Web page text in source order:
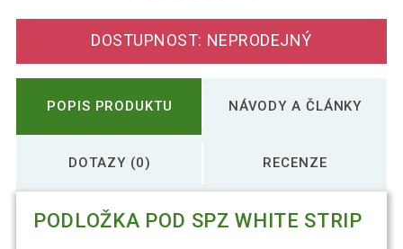
DOSTUPNOST: NEPRODEJNÝ
POPIS PRODUKTU NÁVODY A ČLÁNKY
DOTAZY (0) RECENZE
PODLOŽKA POD SPZ WHITE STRIP